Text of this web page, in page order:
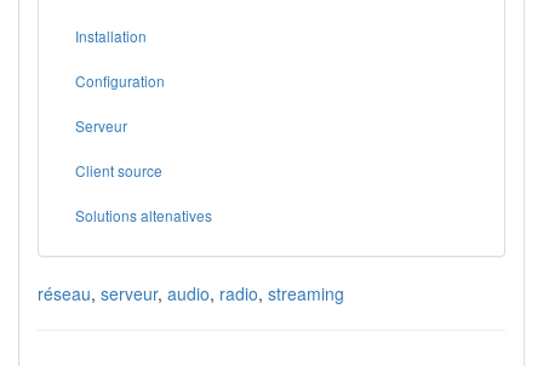
Installation
Configuration
Serveur
Client source
Solutions altenatives
réseau, serveur, audio, radio, streaming